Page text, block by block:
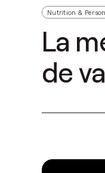
Nutrition &
La
de